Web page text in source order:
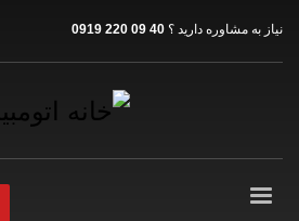
نیاز به مشاوره دارید ؟ 40 09 220 0919